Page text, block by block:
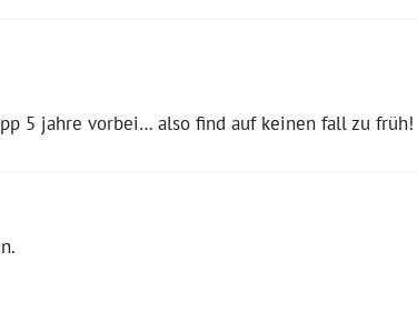
5 jahre vorbei… also find auf keinen fall zu früh!